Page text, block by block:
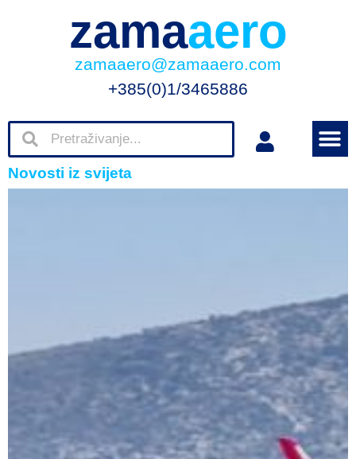
zamaaero
zamaaero@zamaaero.com
+385(0)1/3465886
Novosti iz svijeta